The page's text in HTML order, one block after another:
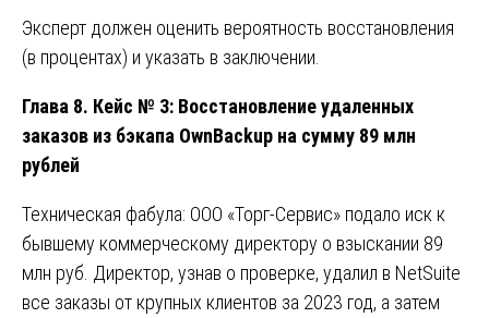
Эксперт должен оценить вероятность восстановления
(в процентах) и указать в заключении.
Глава 8. Кейс № 3: Восстановление удаленных
заказов из бэкапа OwnBackup на сумму 89 млн
рублей
Техническая фабула: ООО «Торг-Сервис» подало иск к
бывшему коммерческому директору о взыскании 89
млн руб. Директор, узнав о проверке, удалил в NetSuite
все заказы от крупных клиентов за 2023 год, а затем